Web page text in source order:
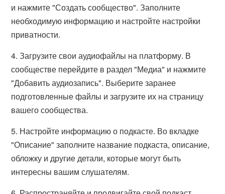
и нажмите "Создать сообщество". Заполните
необходимую информацию и настройте настройки
приватности.
4. Загрузите свои аудиофайлы на платформу. В
сообществе перейдите в раздел "Медиа" и нажмите
"Добавить аудиозапись". Выберите заранее
подготовленные файлы и загрузите их на страницу
вашего сообщества.
5. Настройте информацию о подкасте. Во вкладке
"Описание" заполните название подкаста, описание,
обложку и другие детали, которые могут быть
интересны вашим слушателям.